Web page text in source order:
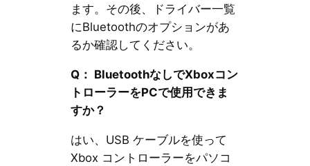
ます。その後、ドライバー一覧
にBluetoothのオプションがあ
るか確認してください。
Q： BluetoothなしでXboxコン
トローラーをPCで使用できま
すか？
はい、USB ケーブルを使って
Xbox コントローラーをパソコ